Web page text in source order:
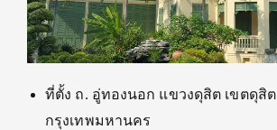
ที่ตั้ง ถ. อู่ทองนอก แขวงดุสิต เขตดุสิต
กรุงเทพมหานคร